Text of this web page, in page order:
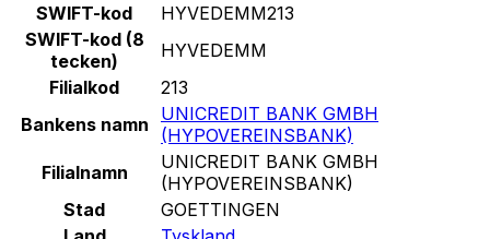
SWIFT-kod
HYVEDEMM213
SWIFT-kod (8
tecken)
HYVEDEMM
Filialkod
213
Bankens namn
UNICREDIT BANK GMBH
(HYPOVEREINSBANK)
Filialnamn
UNICREDIT BANK GMBH
(HYPOVEREINSBANK)
Stad
GOETTINGEN